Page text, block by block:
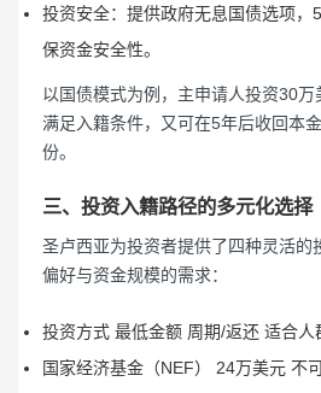
投资安全：提供政府无息国债选项，
保资金安全性。
以国债模式为例，主申请人投资30
满足入籍条件，又可在5年后收回本
份。
三、投资入籍路径的多元化选择
圣卢西亚为投资者提供了四种灵活的
偏好与资金规模的需求：
投资方式 最低金额 周期/返还 适合人
国家经济基金（NEF） 24万美元 不